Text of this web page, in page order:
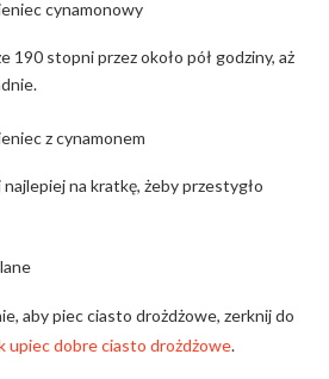
190 stopni przez około pół godziny, aż
na kratkę, żeby przestygło
aby piec ciasto drożdżowe, zerknij do
upiec dobre ciasto drożdżowe.